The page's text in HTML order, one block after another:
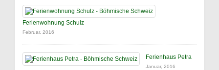
Ferienwohnung Schulz
Februar, 2016
Ferienhaus Petra
Januar, 2016